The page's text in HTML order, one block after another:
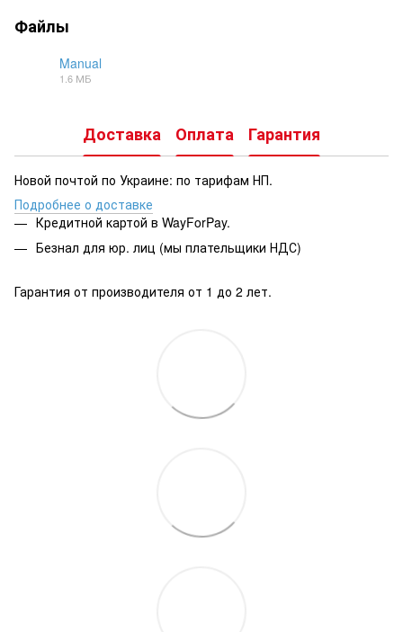
Файлы
Manual
1.6 МБ
Доставка Оплата Гарантия
Новой почтой по Украине: по тарифам НП.
Подробнее о доставке
Кредитной картой в WayForPay.
Безнал для юр. лиц (мы плательщики НДС)
Гарантия от производителя от 1 до 2 лет.